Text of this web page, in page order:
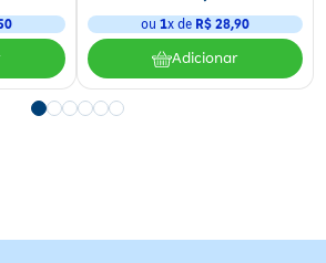
Gelatina Capilar
intensa, controle do frizz, fixação
ou 1x de R$ 28,90
Adicionar